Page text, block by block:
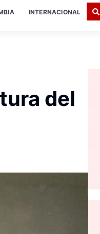
INTERNACIONAL
del